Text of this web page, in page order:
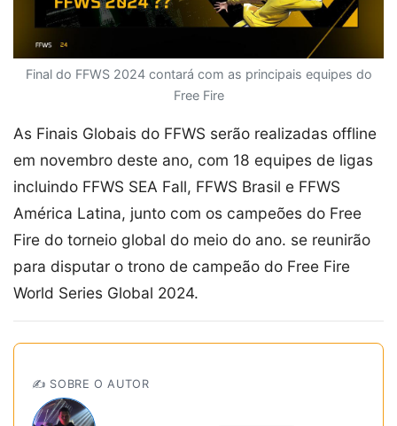
Final do FFWS 2024 contará com as principais equipes do
Free Fire
As Finais Globais do FFWS serão realizadas offline
em novembro deste ano, com 18 equipes de ligas
incluindo FFWS SEA Fall, FFWS Brasil e FFWS
América Latina, junto com os campeões do Free
Fire do torneio global do meio do ano. se reunirão
para disputar o trono de campeão do Free Fire
World Series Global 2024.
✍️ SOBRE O AUTOR